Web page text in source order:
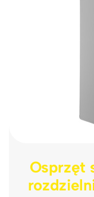
Osprzęt